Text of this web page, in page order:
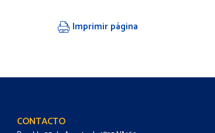
Imprimir página
CONTACTO